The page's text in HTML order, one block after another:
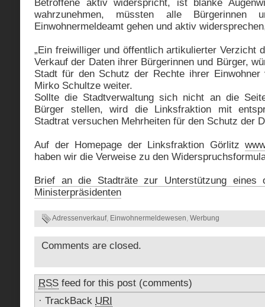
Betroffene aktiv widerspricht, ist blanke
wahrzunehmen, müssten alle
Einwohnermeldeamt gehen und aktiv
„Ein freiwilliger und öffentlich artikulierter Verzicht
Verkauf der Daten ihrer Bürgerinnen und Bürger,
Stadt für den Schutz der Rechte ihrer Einwohner
Mirko Schultze weiter.
Sollte die Stadtverwaltung sich nicht an die
Bürger stellen, wird die Linksfraktion mit
Stadtrat versuchen Mehrheiten für den Schutz der
Auf der Homepage der Linksfraktion Görlitz
haben wir die Verweise zu den
Brief an die Stadträte zur Unterstützung eines
Ministerpräsidenten
Adressenverkauf, Einwohnermeldewesen, Werbung
Comments are closed.
RSS feed for this post (comments)
· TrackBack URI